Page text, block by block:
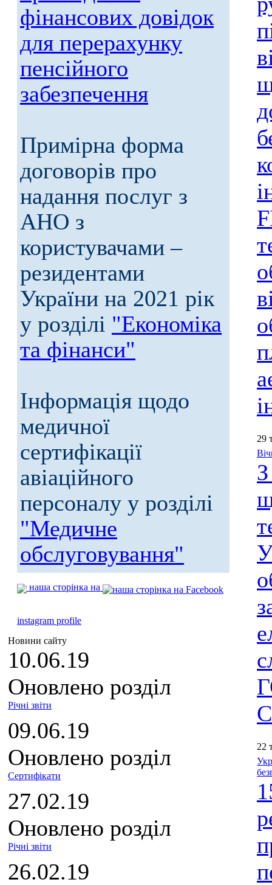
фінансових довідок
для перерахунку
пенсійного
забезпечення
Примірна форма
договорів про
надання послуг з
АНО з
користувачами –
резидентами
України на 2021 рік
у розділі "Економіка
та фінанси"
Інформація щодо
медичної
сертифікації
авіаційного
персоналу у розділі
"Медичне
обслуговування"
наша сторінка на
instagram profile
Новини сайту
10.06.19
Оновлено розділ
Річні звіти
09.06.19
Оновлено розділ
Сертифікати
27.02.19
Оновлено розділ
Річні звіти
26.02.19
29
22